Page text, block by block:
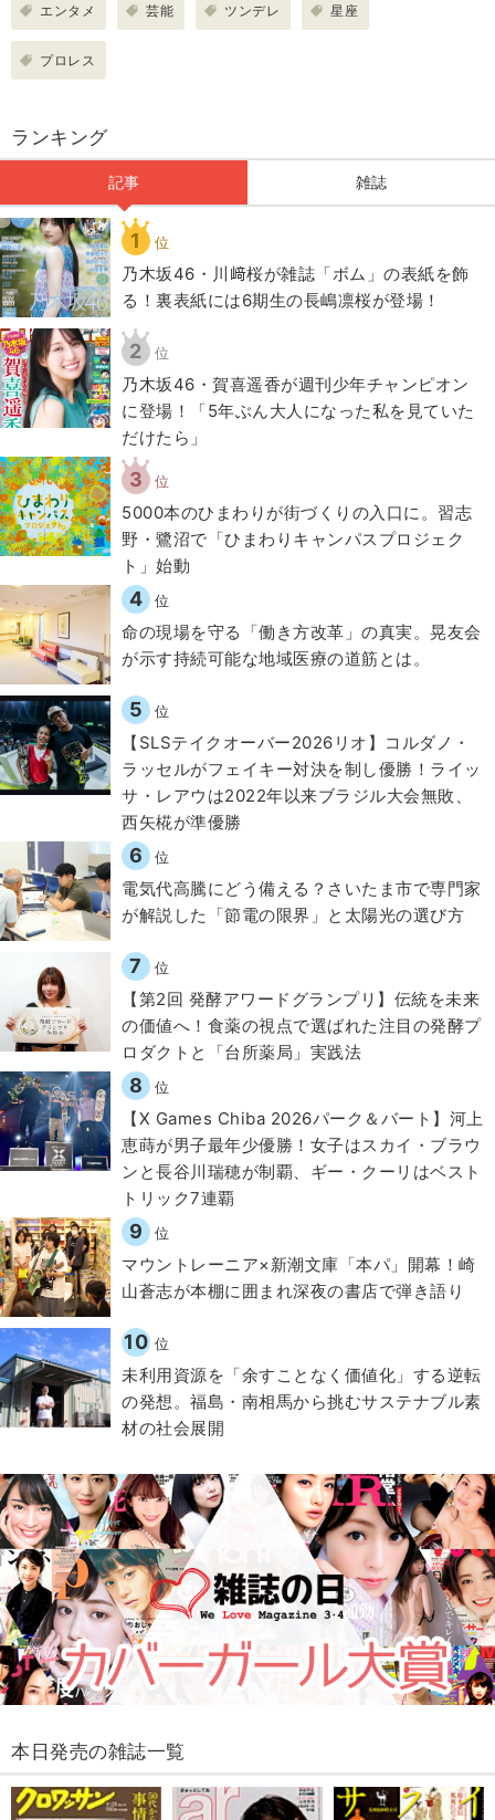
エンタメ 芸能 ツンデレ 星座
プロレス
ランキング
記事 雑誌
1 位
乃木坂46・川﨑桜が雑誌「ボム」の表紙を飾
る！裏表紙には6期生の長嶋凛桜が登場！
2 位
乃木坂46・賀喜遥香が週刊少年チャンピオン
に登場！「5年ぶん大人になった私を見ていた
だけたら」
3 位
5000本のひまわりが街づくりの入口に。習志
野・鷺沼で「ひまわりキャンパスプロジェク
ト」始動
4 位
​命の現場を守る「働き方改革」の真実。晃友会
が示す持続可能な地域医療の道筋とは。
5 位
【SLSテイクオーバー2026リオ】コルダノ・
ラッセルがフェイキー対決を制し優勝！ライッ
サ・レアウは2022年以来ブラジル大会無敗、
西矢椛が準優勝
6 位
電気代高騰にどう備える？さいたま市で専門家
が解説した「節電の限界」と太陽光の選び方
7 位
【第2回 発酵アワードグランプリ】伝統を未来
の価値へ！食薬の視点で選ばれた注目の発酵プ
ロダクトと「台所薬局」実践法
8 位
【X Games Chiba 2026パーク＆バート】河上
恵蒔が男子最年少優勝！女子はスカイ・ブラウ
ンと長谷川瑞穂が制覇、ギー・クーリはベスト
トリック7連覇
9 位
マウントレーニア×新潮文庫「本パ」開幕！崎
山蒼志が本棚に囲まれ深夜の書店で弾き語り
10 位
​​未利用資源を「余すことなく価値化」する逆転
の発想。福島・南相馬から挑むサステナブル素
材の社会展開​
本日発売の雑誌一覧